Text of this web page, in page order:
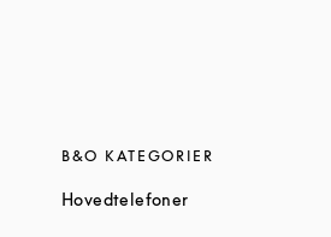
B&O KATEGORIER
HovedtelefonerLink Opens in